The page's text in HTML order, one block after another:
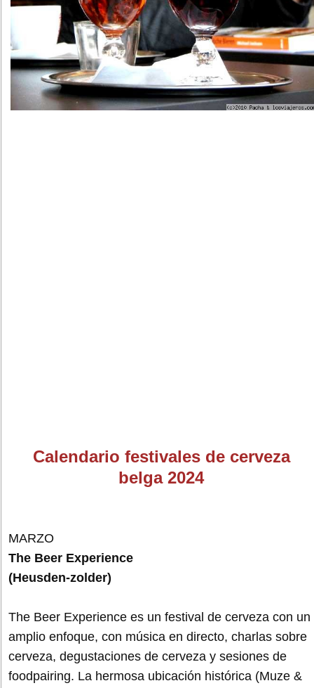
Calendario festivales de cerveza
belga 2024
MARZO
The Beer Experience
(Heusden-zolder)
The Beer Experience es un festival de cerveza con un
amplio enfoque, con música en directo, charlas sobre
cerveza, degustaciones de cerveza y sesiones de
foodpairing. La hermosa ubicación histórica (Muze &